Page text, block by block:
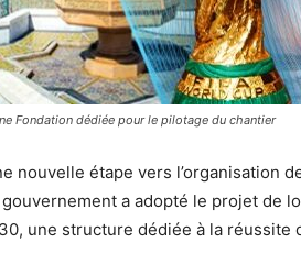
Fondation dédiée pour le pilotage du chantier
nouvelle étape vers l’organisation
a adopté le projet de
une structure dédiée à la